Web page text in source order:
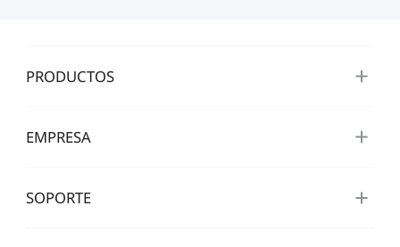
PRODUCTOS
EMPRESA
SOPORTE